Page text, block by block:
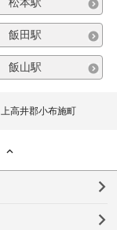
飯田駅
飯山駅
上高井郡小布施町